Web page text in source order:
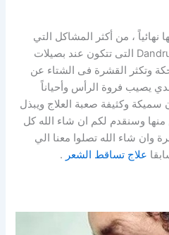
، من أكثر المشاكل التي
تزعج الكثيرون قشرة الشعر Dandruff التى تتكون عند بصيلات
وتكثر القشرة فى الشتاء عن
يصيب فروة الرأس وأحياناً
وكثيفة صعبة العلاج ويبذل
منها وسنقدم لكم ان شاء الله كل
وان شاء الله تصلوا معنا الي
علاج تساقط الشعر .